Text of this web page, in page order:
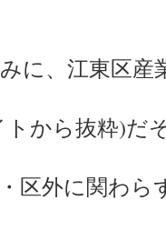
に、江東区産
から抜粋)だ
区外に関わら